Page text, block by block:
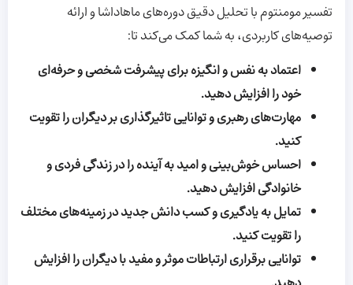
تفسیر مومنتوم با تحلیل دقیق دوره‌های ماهاداشا و ارائه
توصیه‌های کاربردی، به شما کمک می‌کند تا:
اعتماد به نفس و انگیزه برای پیشرفت شخصی و حرفه‌ای
خود را افزایش دهید.
مهارت‌های رهبری و توانایی تاثیرگذاری بر دیگران را تقویت
کنید.
احساس خوش‌بینی و امید به آینده را در زندگی فردی و
خانوادگی افزایش دهید.
تمایل به یادگیری و کسب دانش جدید در زمینه‌های مختلف
را تقویت کنید.
توانایی برقراری ارتباطات موثر و مفید با دیگران را افزایش